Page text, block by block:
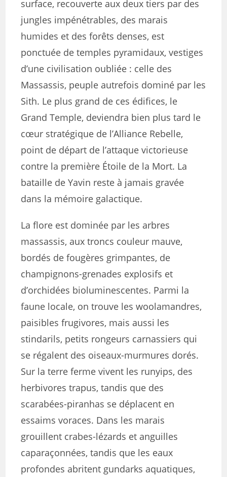
surface, recouverte aux deux tiers par des
jungles impénétrables, des marais
humides et des forêts denses, est
ponctuée de temples pyramidaux, vestiges
d’une civilisation oubliée : celle des
Massassis, peuple autrefois dominé par les
Sith. Le plus grand de ces édifices, le
Grand Temple, deviendra bien plus tard le
cœur stratégique de l’Alliance Rebelle,
point de départ de l’attaque victorieuse
contre la première Étoile de la Mort. La
bataille de Yavin reste à jamais gravée
dans la mémoire galactique.
La flore est dominée par les arbres
massassis, aux troncs couleur mauve,
bordés de fougères grimpantes, de
champignons-grenades explosifs et
d’orchidées bioluminescentes. Parmi la
faune locale, on trouve les woolamandres,
paisibles frugivores, mais aussi les
stindarils, petits rongeurs carnassiers qui
se régalent des oiseaux-murmures dorés.
Sur la terre ferme vivent les runyips, des
herbivores trapus, tandis que des
scarabées-piranhas se déplacent en
essaims voraces. Dans les marais
grouillent crabes-lézards et anguilles
caparaçonnées, tandis que les eaux
profondes abritent gundarks aquatiques,